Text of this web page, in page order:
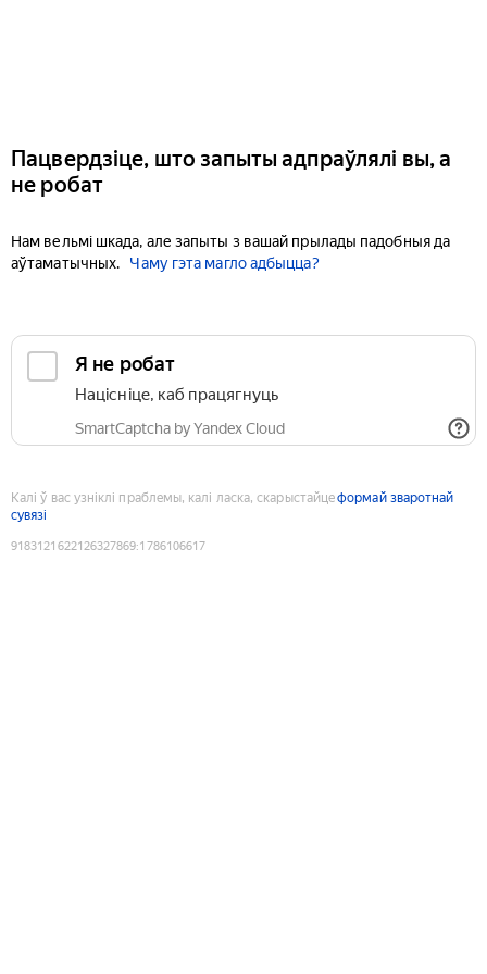
Пацвердзіце, што запыты адпраўлялі вы, а
не робат
Нам вельмі шкада, але запыты з вашай прылады падобныя да
аўтаматычных.
Чаму гэта магло адбыцца?
Я не робат
Націсніце, каб працягнуць
SmartCaptcha by Yandex Cloud
Калі ў вас узніклі праблемы, калі ласка, скарыстайцеформай зваротнай
сувязі
9183121622126327869:1786106617